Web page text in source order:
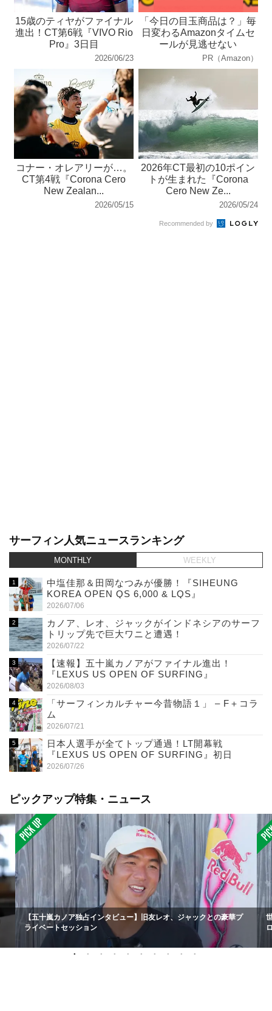
15歳のティヤがファイナル
進出！CT第6戦『VIVO Rio
Pro』3日目
2026/06/23
「今日の目玉商品は？」毎
日変わるAmazonタイムセ
ールが見逃せない
PR（Amazon）
コナー・オレアリーが…。
CT第4戦『Corona Cero
New Zealan...
2026/05/15
2026年CT最初の10ポイン
トが生まれた『Corona
Cero New Ze...
2026/05/24
Recommended by
サーフィン人気ニュースランキング
MONTHLY WEEKLY
中塩佳那＆田岡なつみが優勝！『SIHEUNG
KOREA OPEN QS 6,000 & LQS』
2026/07/06
カノア、レオ、ジャックがインドネシアのサーフ
トリップ先で巨大ワニと遭遇！
2026/07/22
【速報】五十嵐カノアがファイナル進出！
『LEXUS US OPEN OF SURFING』
2026/08/03
「サーフィンカルチャー今昔物語１」 – F＋コラ
ム
2026/07/21
日本人選手が全てトップ通過！LT開幕戦
『LEXUS US OPEN OF SURFING』初日
2026/07/26
ピックアップ特集・ニュース
【五十嵐カノア独占インタビュー】旧友レオ、ジャックとの豪華プ
ライベートセッション